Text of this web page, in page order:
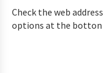
Check the web
options at the botton